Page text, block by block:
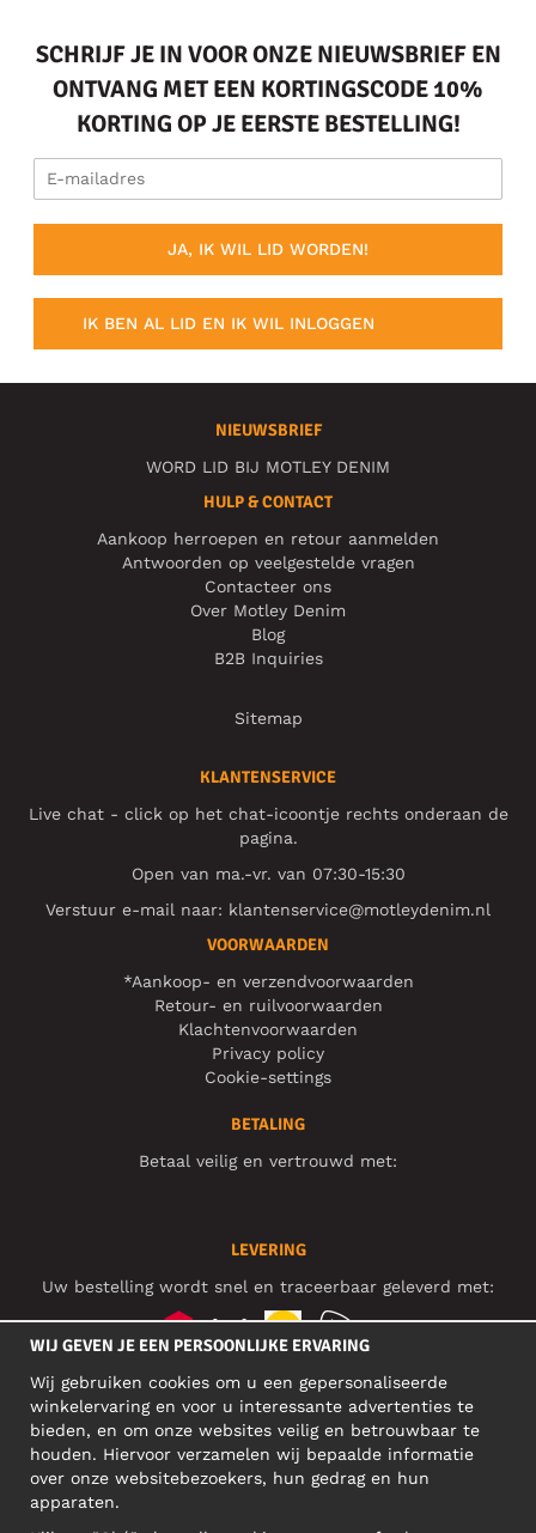
SCHRIJF JE IN VOOR ONZE NIEUWSBRIEF EN
ONTVANG MET EEN KORTINGSCODE 10%
KORTING OP JE EERSTE BESTELLING!
JA, IK WIL LID WORDEN!
IK BEN AL LID EN IK WIL INLOGGEN
NIEUWSBRIEF
WORD LID BIJ MOTLEY DENIM
HULP & CONTACT
Aankoop herroepen en retour aanmelden
Antwoorden op veelgestelde vragen
Contacteer ons
Over Motley Denim
Blog
B2B Inquiries
Sitemap
KLANTENSERVICE
Live chat - click op het chat-icoontje rechts onderaan de
pagina.
Open van ma.-vr. van 07:30-15:30
Verstuur e-mail naar: klantenservice@motleydenim.nl
VOORWAARDEN
*Aankoop- en verzendvoorwaarden
Retour- en ruilvoorwaarden
Klachtenvoorwaarden
Privacy policy
Cookie-settings
BETALING
Betaal veilig en vertrouwd met:
LEVERING
Uw bestelling wordt snel en traceerbaar geleverd met:
SOCIAL MEDIA
BEDRIJFSADRES
WIJ GEVEN JE EEN PERSOONLIJKE ERVARING
Wij gebruiken cookies om u een gepersonaliseerde
winkelervaring en voor u interessante advertenties te
bieden, en om onze websites veilig en betrouwbaar te
houden. Hiervoor verzamelen wij bepaalde informatie
over onze websitebezoekers, hun gedrag en hun
apparaten.